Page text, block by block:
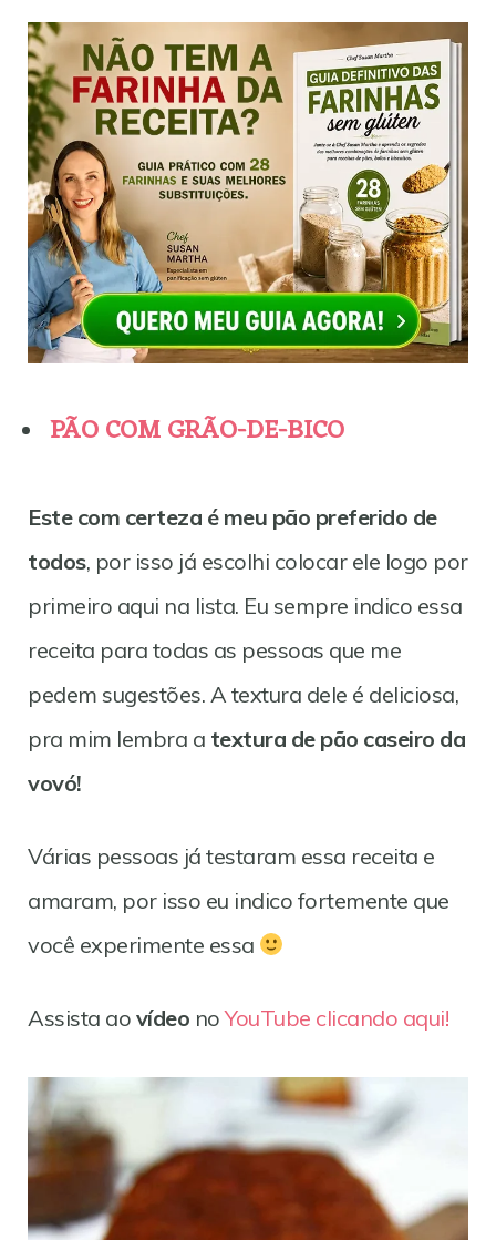
PÃO COM GRÃO-DE-BICO
Este com certeza é meu pão preferido de
todos, por isso já escolhi colocar ele logo por
primeiro aqui na lista. Eu sempre indico essa
receita para todas as pessoas que me
pedem sugestões. A textura dele é deliciosa,
pra mim lembra a textura de pão caseiro da
vovó!
Várias pessoas já testaram essa receita e
amaram, por isso eu indico fortemente que
você experimente essa
Assista ao vídeo noYouTube clicando aqui!